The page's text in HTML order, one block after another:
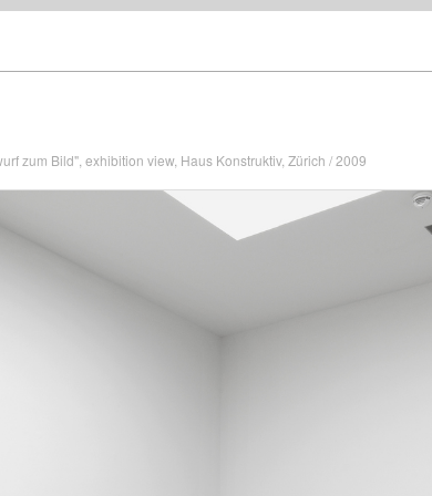
zum Bild", exhibition view, Haus Konstruktiv, Zürich / 2009